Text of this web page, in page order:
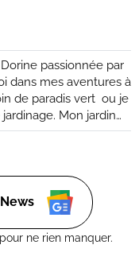
passionnée par
dans mes aventures à
de paradis vert ou je
Mon jardin
peux me ressourcer
Suivez mes
un vaste espace
ne rien manquer.